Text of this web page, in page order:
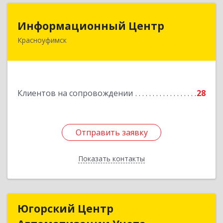
Информационный Центр
Красноуфимск
Клиентов на сопровождении 28
Отправить заявку
Показать контакты
Информационный Центр
623300, Свердловская обл, Красноуфимск г,
Отправить заявку
Назад
Югорский ЦентрЮгорский Центр